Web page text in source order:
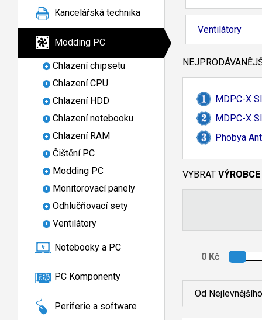
Kancelářská technika
Modding PC
Chlazení chipsetu
Chlazení CPU
Chlazení HDD
Chlazení notebooku
Chlazení RAM
Čištění PC
Modding PC
Monitorovací panely
Odhlučňovací sety
Ventilátory
Notebooky a PC
PC Komponenty
Periferie a software
Ventilátory
MDPC-X
MDPC-X
Phobya
VYBRAT VÝROBCE
Od Nejlevnějšího